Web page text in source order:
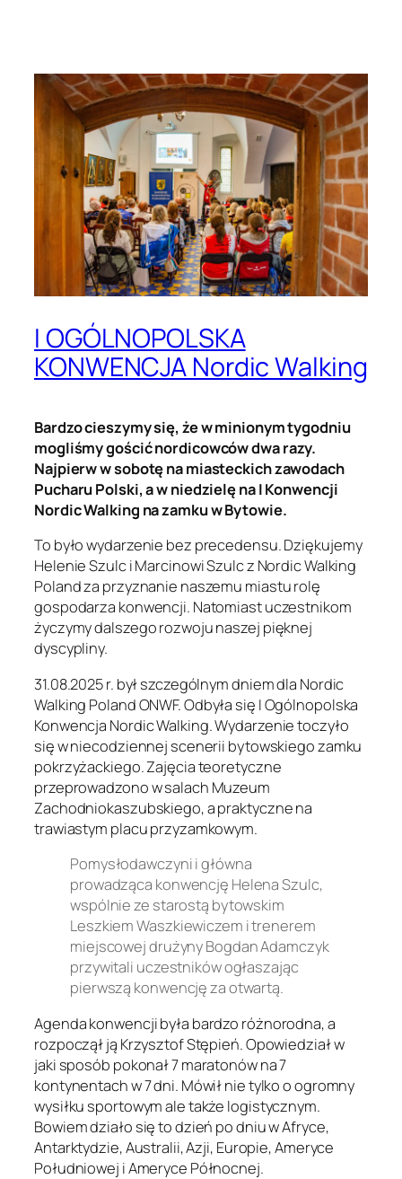
treści
I OGÓLNOPOLSKA
KONWENCJA Nordic Walking
Bardzo cieszymy się, że w minionym tygodniu
mogliśmy gościć nordicowców dwa razy.
Najpierw w sobotę na miasteckich zawodach
Pucharu Polski, a w niedzielę na I Konwencji
Nordic Walking na zamku w Bytowie.
To było wydarzenie bez precedensu. Dziękujemy
Helenie Szulc i Marcinowi Szulc z Nordic Walking
Poland za przyznanie naszemu miastu rolę
gospodarza konwencji. Natomiast uczestnikom
życzymy dalszego rozwoju naszej pięknej
dyscypliny.
31.08.2025 r. był szczególnym dniem dla Nordic
Walking Poland ONWF. Odbyła się I Ogólnopolska
Konwencja Nordic Walking. Wydarzenie toczyło
się w niecodziennej scenerii bytowskiego zamku
pokrzyżackiego. Zajęcia teoretyczne
przeprowadzono w salach Muzeum
Zachodniokaszubskiego, a praktyczne na
trawiastym placu przyzamkowym.
Pomysłodawczyni i główna
prowadząca konwencję Helena Szulc,
wspólnie ze starostą bytowskim
Leszkiem Waszkiewiczem i trenerem
miejscowej drużyny Bogdan Adamczyk
przywitali uczestników ogłaszając
pierwszą konwencję za otwartą.
Agenda konwencji była bardzo różnorodna, a
rozpoczął ją Krzysztof Stępień. Opowiedział w
jaki sposób pokonał 7 maratonów na 7
kontynentach w 7 dni. Mówił nie tylko o ogromny
wysiłku sportowym ale także logistycznym.
Bowiem działo się to dzień po dniu w Afryce,
Antarktydzie, Australii, Azji, Europie, Ameryce
Południowej i Ameryce Północnej.